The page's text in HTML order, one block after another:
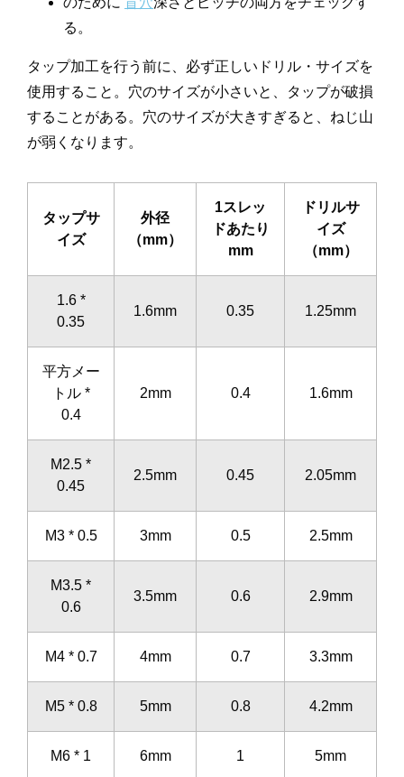
る。
タップ加工を行う前に、必ず正しいドリル・サイズを
使用すること。穴のサイズが小さいと、タップが破損
することがある。穴のサイズが大きすぎると、ねじ山
が弱くなります。
タップサ
イズ
外径
（mm）
1スレッ
ドあたり
mm
ドリルサ
イズ
（mm）
1.6 *
0.35
1.6mm 0.35 1.25mm
平方メー
トル *
0.4
2mm 0.4 1.6mm
M2.5 *
0.45
2.5mm 0.45 2.05mm
M3 * 0.5 3mm 0.5 2.5mm
M3.5 *
0.6
3.5mm 0.6 2.9mm
M4 * 0.7 4mm 0.7 3.3mm
M5 * 0.8 5mm 0.8 4.2mm
M6 * 1 6mm 1 5mm